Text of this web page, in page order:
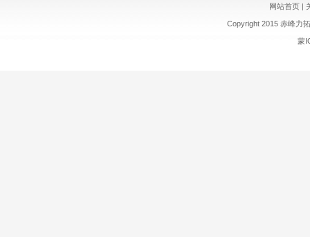
网站首页|
Copyright 2015 赤峰力
蒙